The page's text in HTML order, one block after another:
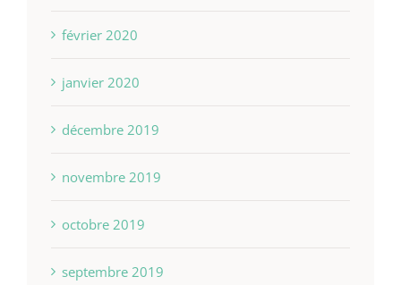
février 2020
janvier 2020
décembre 2019
novembre 2019
octobre 2019
septembre 2019